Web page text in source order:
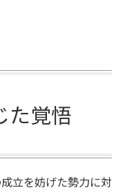
た覚悟
立を妨げた勢力に対